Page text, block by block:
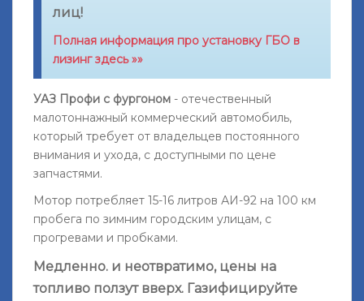
лиц!
Полная информация про установку ГБО в
лизинг здесь »»
УАЗ Профи с фургоном - отечественный
малотоннажный коммерческий автомобиль,
который требует от владельцев постоянного
внимания и ухода, с доступными по цене
запчастями.
Мотор потребляет 15-16 литров АИ-92 на 100 км
пробега по зимним городским улицам, с
прогревами и пробками.
Медленно. и неотвратимо, цены на
топливо ползут вверх. Газифицируйте